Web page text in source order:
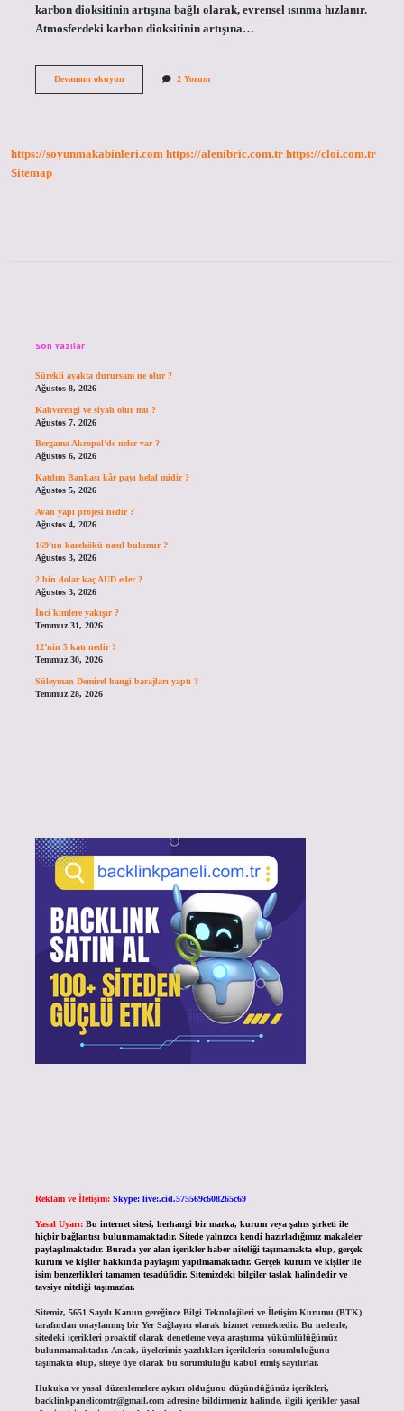
karbon dioksitinin artışına bağlı olarak, evrensel ısınma hızlanır.
Atmosferdeki karbon dioksitinin artışına…
Devamını okuyunÇapa
2 Yorum
https://soyunmakabinleri.com https://alenibric.com.tr https://cloi.com.tr
Sitemap
Son Yazılar
Sürekli ayakta durursam ne olur ?
Ağustos 8, 2026
Kahverengi ve siyah olur mu ?
Ağustos 7, 2026
Bergama Akropol’de neler var ?
Ağustos 6, 2026
Katılım Bankası kâr payı helal midir ?
Ağustos 5, 2026
Avan yapı projesi nedir ?
Ağustos 4, 2026
169’un karekökü nasıl bulunur ?
Ağustos 3, 2026
2 bin dolar kaç AUD eder ?
Ağustos 3, 2026
İnci kimlere yakışır ?
Temmuz 31, 2026
12’nin 5 katı nedir ?
Temmuz 30, 2026
Süleyman Demirel hangi barajları yaptı ?
Temmuz 28, 2026
Reklam ve İletişim: Skype: live:.cid.575569c608265c69
Yasal Uyarı: Bu internet sitesi, herhangi bir marka, kurum veya şahıs şirketi ile
hiçbir bağlantısı bulunmamaktadır. Sitede yalnızca kendi hazırladığımız makaleler
paylaşılmaktadır. Burada yer alan içerikler haber niteliği taşımamakta olup, gerçek
kurum ve kişiler hakkında paylaşım yapılmamaktadır. Gerçek kurum ve kişiler ile
isim benzerlikleri tamamen tesadüfidir. Sitemizdeki bilgiler taslak halindedir ve
tavsiye niteliği taşımazlar.
Sitemiz, 5651 Sayılı Kanun gereğince Bilgi Teknolojileri ve İletişim Kurumu (BTK)
tarafından onaylanmış bir Yer Sağlayıcı olarak hizmet vermektedir. Bu nedenle,
sitedeki içerikleri proaktif olarak denetleme veya araştırma yükümlülüğümüz
bulunmamaktadır. Ancak, üyelerimiz yazdıkları içeriklerin sorumluluğunu
taşımakta olup, siteye üye olarak bu sorumluluğu kabul etmiş sayılırlar.
Hukuka ve yasal düzenlemelere aykırı olduğunu düşündüğünüz içerikleri,
backlinkpanelicomtr@gmail.comadresine bildirmeniz halinde, ilgili içerikler yasal